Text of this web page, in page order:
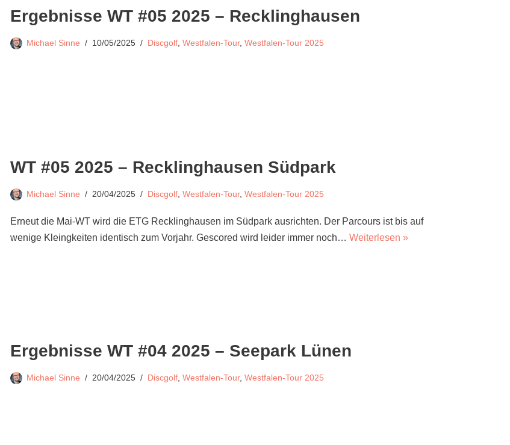
Ergebnisse WT #05 2025 – Recklinghausen
Michael Sinne 10/05/2025 Discgolf, Westfalen-Tour, Westfalen-Tour 2025
WT #05 2025 – Recklinghausen Südpark
Michael Sinne 20/04/2025 Discgolf Westfalen-Tour, Westfalen-Tour 2025
Erneut die Mai-WT wird die ETG Recklinghausen im Südpark ausrichten. Der Parcours ist bis auf
wenige Kleingkeiten identisch zum Vorjahr. Gescored wird leider immer noch… Weiterlesen »
Ergebnisse WT #04 2025 – Seepark Lünen
Michael Sinne 20/04/2025 Discgolf Westfalen-Tour, Westfalen-Tour 2025